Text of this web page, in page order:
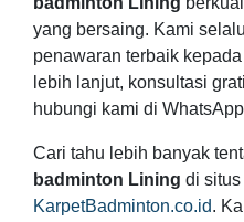
yang bersaing. Kami
penawaran terbaik
lebih lanjut, konsultasi
hubungi kami di
Cari tahu lebih banyak
badminton Lining di situs
KarpetBadminton.co.id.